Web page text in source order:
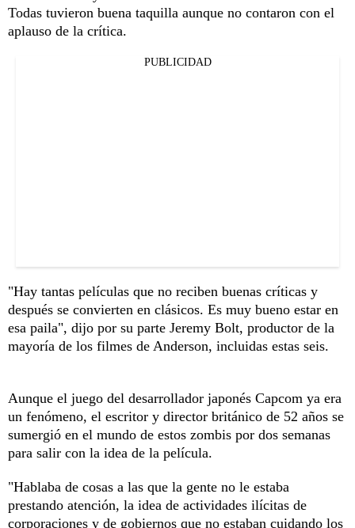
Todas tuvieron buena taquilla aunque no contaron con el
aplauso de la crítica.
PUBLICIDAD
"Hay tantas películas que no reciben buenas críticas y
después se convierten en clásicos. Es muy bueno estar en
esa paila", dijo por su parte Jeremy Bolt, productor de la
mayoría de los filmes de Anderson, incluidas estas seis.
Aunque el juego del desarrollador japonés Capcom ya era
un fenómeno, el escritor y director británico de 52 años se
sumergió en el mundo de estos zombis por dos semanas
para salir con la idea de la película.
"Hablaba de cosas a las que la gente no le estaba
prestando atención, la idea de actividades ilícitas de
corporaciones y de gobiernos que no estaban cuidando los